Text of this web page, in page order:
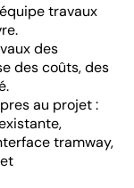
travaux
des
des coûts, des
au projet :
tramway,